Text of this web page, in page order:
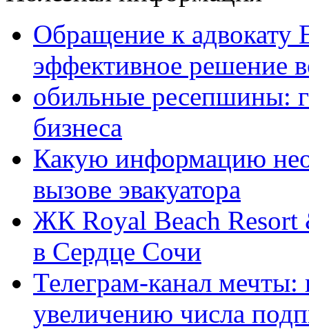
Обращение к адвокату
эффективное решение
обильные ресепшины:
бизнеса
Какую информацию
вызове эвакуатора
ЖК Royal Beach
в Сердце Сочи
Телеграм-канал мечты:
увеличению числа